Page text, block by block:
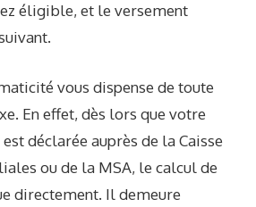
éligible, et le versement
vous dispense de toute
En effet, dès lors que votre
déclarée auprès de la Caisse
ou de la MSA, le calcul de
directement. Il demeure